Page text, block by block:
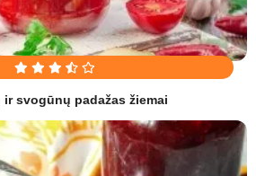
ir svogūnų padažas žiemai